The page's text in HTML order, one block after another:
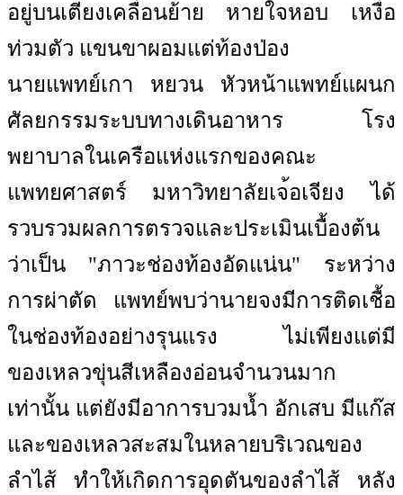
อยู่บนเตียงเคลื่อนย้าย หายใจหอบ เหงื่อ
ท่วมตัว แขนขาผอมแต่ท้องป่อง
นายแพทย์เกา หยวน หัวหน้าแพทย์แผนก
ศัลยกรรมระบบทางเดินอาหาร โรง
พยาบาลในเครือแห่งแรกของคณะ
แพทยศาสตร์ มหาวิทยาลัยเจ้อเจียง ได้
รวบรวมผลการตรวจและประเมินเบื้องต้น
ว่าเป็น "ภาวะช่องท้องอัดแน่น" ระหว่าง
การผ่าตัด แพทย์พบว่านายจงมีการติดเชื้อ
ในช่องท้องอย่างรุนแรง ไม่เพียงแต่มี
ของเหลวขุ่นสีเหลืองอ่อนจำนวนมาก
เท่านั้น แต่ยังมีอาการบวมน้ำ อักเสบ มีแก๊ส
และของเหลวสะสมในหลายบริเวณของ
ลำไส้ ทำให้เกิดการอุดตันของลำไส้ หลัง